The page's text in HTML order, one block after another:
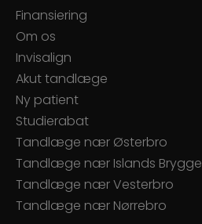
Finansiering
Om os
Invisalign
Akut tandlæge
Ny patient
Studierabat
Tandlæge nær Østerbro
Tandlæge nær Islands Brygge
Tandlæge nær Vesterbro
Tandlæge nær Nørrebro